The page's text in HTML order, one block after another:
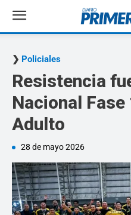
Policiales
Resistencia
Nacional
Adulto
28 de mayo 2026